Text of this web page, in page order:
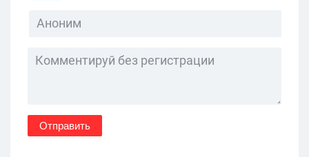
Отправить